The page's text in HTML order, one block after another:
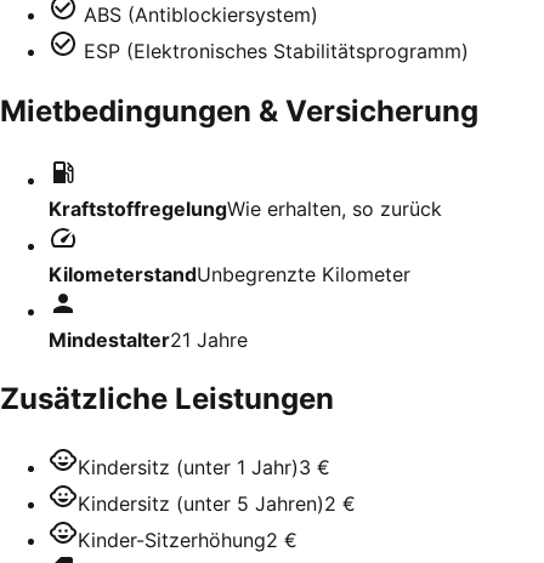
ABS (Antiblockiersystem)
ESP (Elektronisches Stabilitätsprogramm)
Mietbedingungen & Versicherung
KraftstoffregelungWie erhalten, so zurück
KilometerstandUnbegrenzte Kilometer
Mindestalter21 Jahre
Zusätzliche Leistungen
Kindersitz (unter 1 Jahr)3 €
Kindersitz (unter 5 Jahren)2 €
Kinder-Sitzerhöhung2 €